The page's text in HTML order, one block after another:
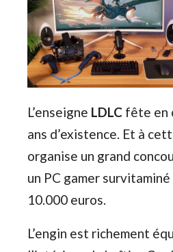
L’enseigne LDLC fête en
ans d’existence. Et à
organise un grand
un PC gamer
10.000 euros.
L’engin est richement